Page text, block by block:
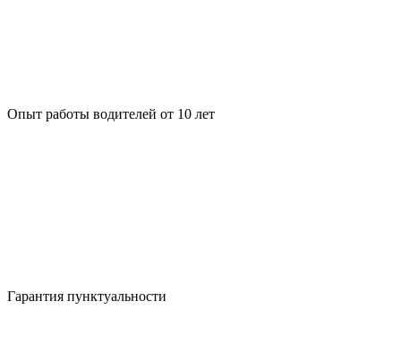
Опыт работы водителей от 10 лет
Гарантия пунктуальности